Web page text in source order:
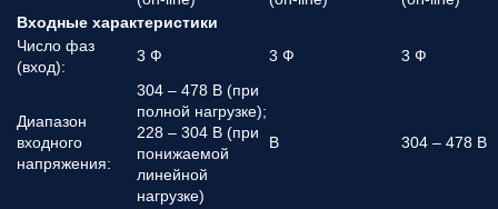
Входные характеристики
Число фаз
(вход):
3 Ф 3 Ф 3 Ф
Диапазон
входного
напряжения:
304 – 478 В (при
полной нагрузке);
228 – 304 В (при
понижаемой
линейной
нагрузке)
В 304 – 478 В